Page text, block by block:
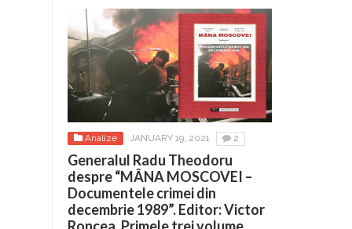
Analize JANUARY 19, 2021 2
Generalul Radu Theodoru
despre “MÂNA MOSCOVEI –
Documentele crimei din
decembrie 1989”. Editor: Victor